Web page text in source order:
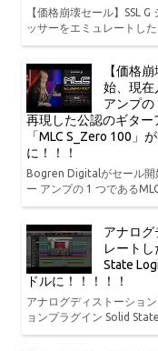
【価格崩壊セール】SSL
ッサーをエミュレートし
【価格
始、現在
アンプの
再現した公認のギタ
「MLC S_Zero 100」
に！！！
Bogren Digitalがセール開
ー アンプの 1 つである
アナログ
レート
State
ドルに！！！！！
アナログディストーショ
ョンプラグイン Solid